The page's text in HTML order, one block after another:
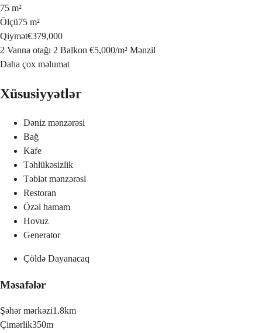
75 m²
Ölçü75 m²
Qiymət€379,000
2 Vanna otağı 2 Balkon €5,000/m² Mənzil
Daha çox məlumat
Xüsusiyyətlər
Dəniz mənzərəsi
Bağ
Kafe
Təhlükəsizlik
Təbiət mənzərəsi
Restoran
Özəl hamam
Hovuz
Generator
Çöldə Dayanacaq
Məsafələr
Şəhər mərkəzi1.8km
Çimərlik350m